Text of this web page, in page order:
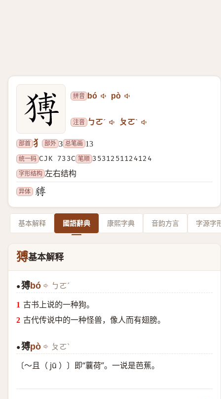
拼音 bó pò
注音 ㄅㄛˊ ㄆㄛˋ
部首 犭 部外 3 总笔画 13
统一码 CJK 733C 笔顺 3531251124124
字形结构 左右结构
异体
基本解释 國語辭典 康熙字典 音韵方言 字源字
猼基本解释
●猼bó ㄅㄛˊ
古书上说的一种狗。
古代传说中的一种怪兽，像人而有翅膀。
●猼pò ㄆㄛˋ
〔～且（ jū ）〕即“蘘荷”。一说是芭蕉。